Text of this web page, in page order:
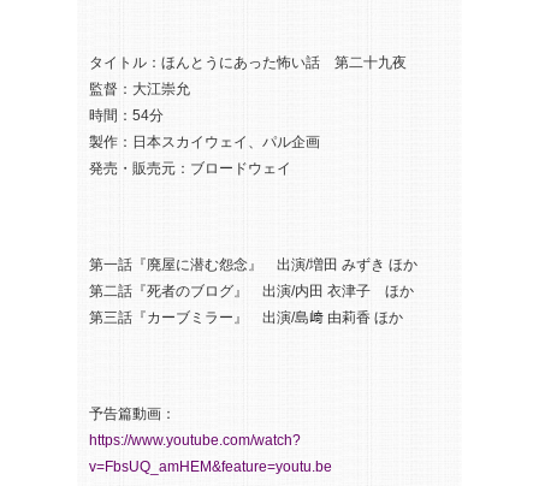
タイトル：ほんとうにあった怖い話 第二十九夜
監督：大江崇允
時間：54分
製作：日本スカイウェイ、パル企画
発売・販売元：ブロードウェイ
第一話『廃屋に潜む怨念』 出演/増田 みずき ほか
第二話『死者のブログ』 出演/内田 衣津子 ほか
第三話『カーブミラー』 出演/島﨑 由莉香 ほか
予告篇動画：
https://www.youtube.com/watch?
v=FbsUQ_amHEM&feature=youtu.be